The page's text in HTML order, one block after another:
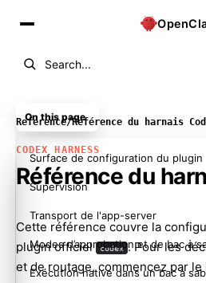
Search...
Reference/Référence du harnais
CODEX HARNESS
Référence du
Cette référence couvre la
plugin officiel codex . Pour les
et de routage, commencez parle
On this page
Surface de configuration du plugin
Supervision
Transport de l'app-server
Modes d’approbation et de bac à
Exécution native dans un bac à